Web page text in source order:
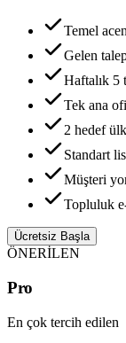
Temel
Gelen
Haftalık 5
Tek ana
2 hedef
Standart
Müşteri
Topluluk
Ücretsiz Başla
ÖNERİLEN
Pro
En çok tercih edilen